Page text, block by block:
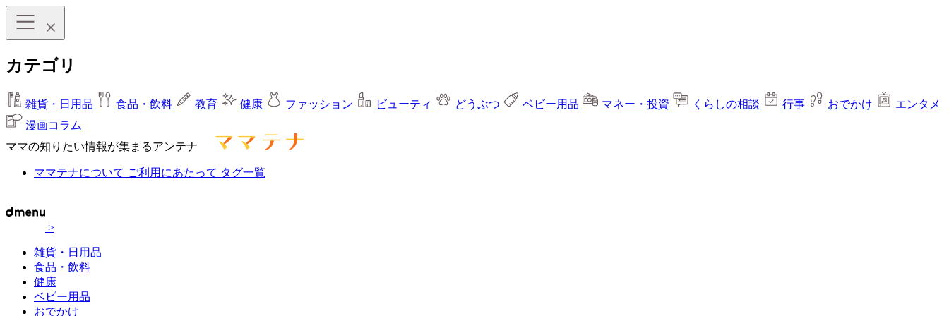
カテゴリ
雑貨・日用品 食品・飲料 教育 健康 ファッション ビューティ どうぶつ ベビー用品 マネー・投資 くらしの相談 行事 おでかけ
エンタメ
漫画コラム
ママの知りたい情報が集まるアンテナ
ママテナについて ご利用にあたって タグ一覧
>
雑貨・日用品
食品・飲料
健康
ベビー用品
おでかけ